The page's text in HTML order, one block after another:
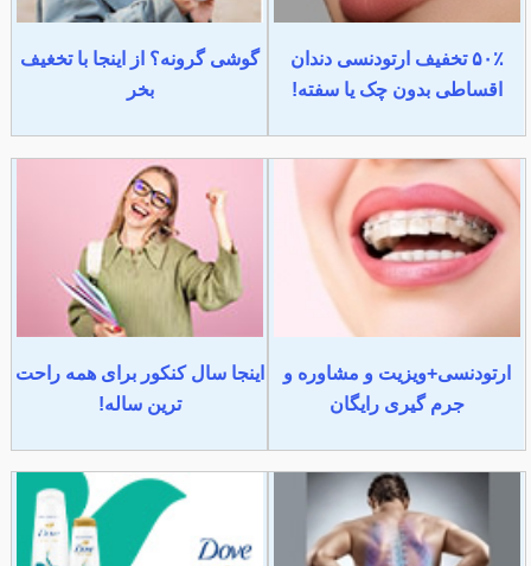
۵۰٪ تخفیف ارتودنسی دندان
اقساطی بدون چک یا سفته!
گوشی گرونه؟ از اینجا با تخغیف
بخر
ارتودنسی+ویزیت و مشاوره و
جرم گیری رایگان
اینجا سال کنکور برای همه راحت
ترین ساله!